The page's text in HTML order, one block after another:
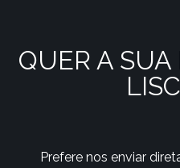
QUER A
Prefere nos enviar